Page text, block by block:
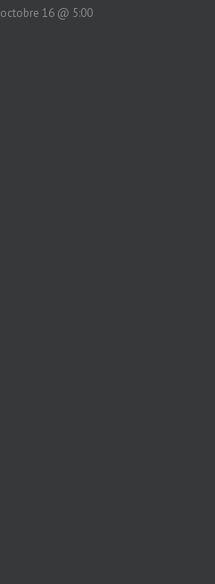
octobre 16 @ 5:00